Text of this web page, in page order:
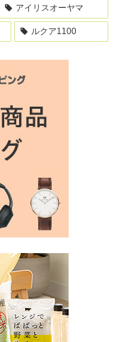
アイリスオーヤマ
ルクア1100